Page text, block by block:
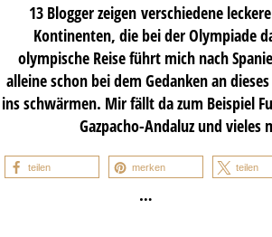
13 Blogger zeigen verschiedene
Kontinenten, die bei der Olympiade
olympische Reise führt mich nach
alleine schon bei dem Gedanken an
ins schwärmen. Mir fällt da zum Beispiel
Gazpacho-Andaluz und vieles
teilen merken teilen
…